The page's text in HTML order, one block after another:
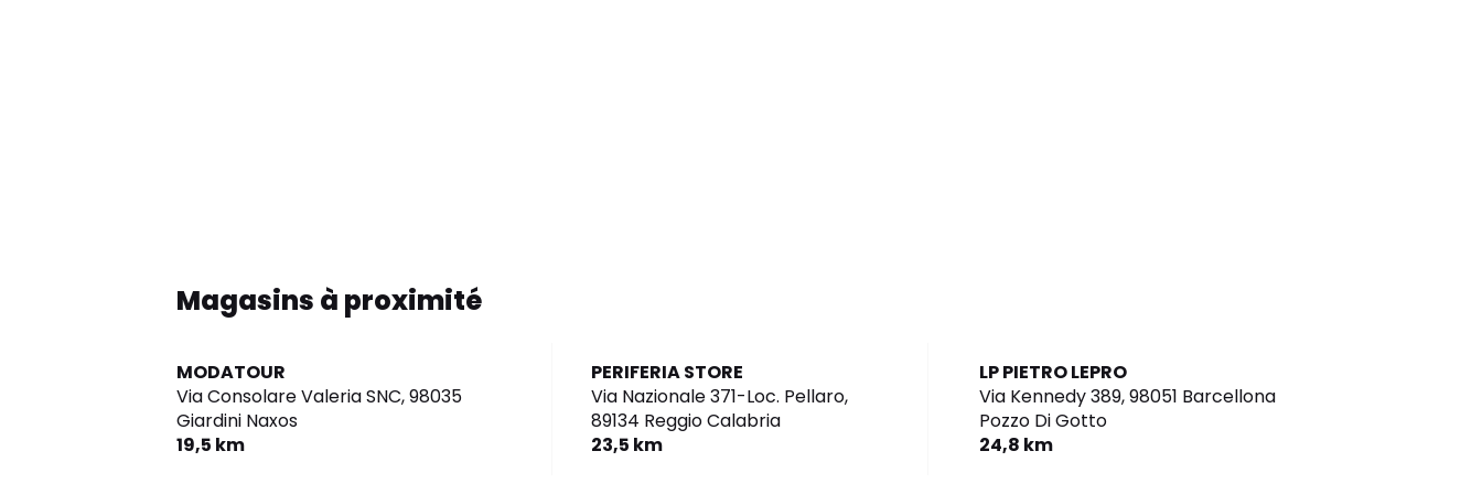
Magasins à proximité
MODATOUR
Via Consolare Valeria SNC,98035
Giardini Naxos
19,5 km
PERIFERIA STORE
Via Nazionale 371-Loc. Pellaro,
89134 Reggio Calabria
23,5 km
LP PIETRO LEPRO
Via Kennedy 389,98051 Barcellona
Pozzo Di Gotto
24,8 km